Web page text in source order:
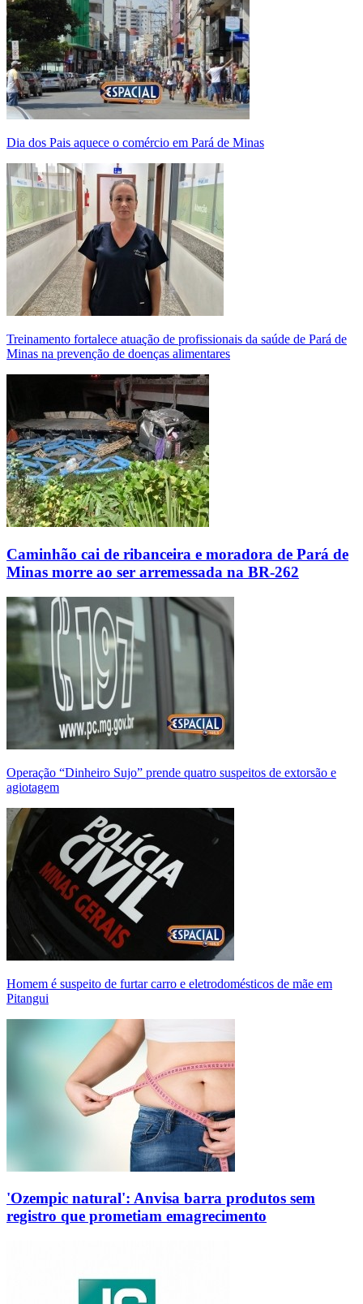
Dia dos Pais aquece o comércio em Pará de Minas
Treinamento fortalece atuação de profissionais da saúde de Pará de
Minas na prevenção de doenças alimentares
Caminhão cai de ribanceira e moradora de Pará de
Minas morre ao ser arremessada na BR-262
Operação “Dinheiro Sujo” prende quatro suspeitos de extorsão e
agiotagem
Homem é suspeito de furtar carro e eletrodomésticos de mãe em
Pitangui
'Ozempic natural': Anvisa barra produtos sem
registro que prometiam emagrecimento